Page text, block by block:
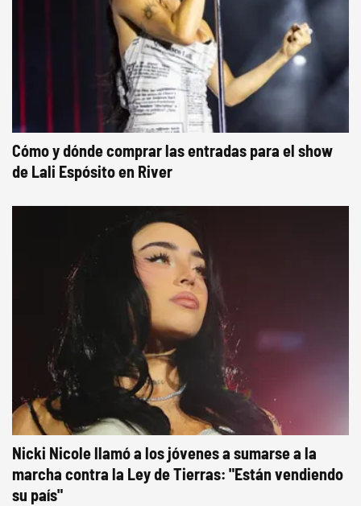
Cómo y dónde comprar las entradas para el show
de Lali Espósito en River
Nicki Nicole llamó a los jóvenes a sumarse a la
marcha contra la Ley de Tierras: "Están vendiendo
su país"